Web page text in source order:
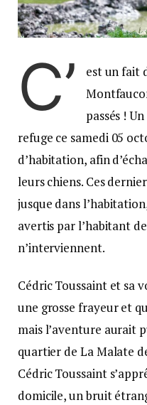
C’
est un fait
passés !
refuge ce samedi 05
d’habitation, afin
leurs chiens. Ces
jusque dans
avertis par l’habitant
n’interviennent.
Cédric Toussaint et sa
une grosse frayeur et
mais l’aventure aurait
quartier de La Malate
Cédric Toussaint
domicile, un bruit